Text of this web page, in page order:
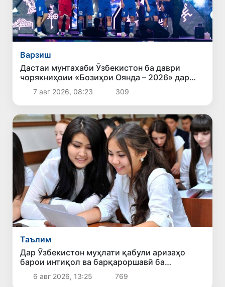
Варзиш
Дастаи мунтахаби Ӯзбекистон ба даври
чорякниҳоии «Бозиҳои Оянда – 2026» дар
Остона роҳ ёфт
7 авг 2026, 08:23 309
Таълим
Дар Ӯзбекистон муҳлати қабули аризаҳо
барои интиқол ва барқароршавӣ ба
донишгоҳҳои ғайридавлатӣ то 10 август
дароз карда шуд
6 авг 2026, 13:25 769